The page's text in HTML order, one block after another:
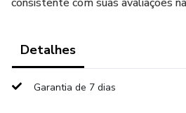
Detalhes
Garantia de 7 dias